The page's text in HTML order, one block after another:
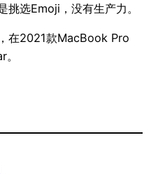
挑选Emoji，没有生产力。
在2021款MacBook Pro